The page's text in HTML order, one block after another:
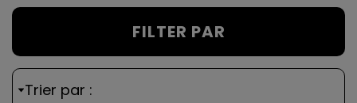
FILTER PAR
Trier par :